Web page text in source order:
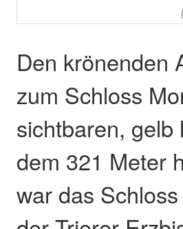
Den krönenden
zum Schloss
sichtbaren,
dem 321 Meter
war das